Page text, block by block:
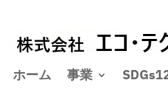
ホーム 事業